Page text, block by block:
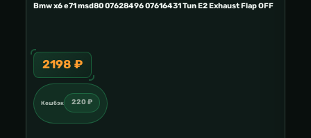
Bmw x6 e71 msd80 07628496 07616431 Tun E2 Exhaust Flap OFF
2198 ₽
Кешбэк 220 ₽